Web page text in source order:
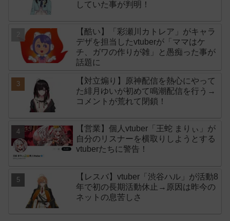
していた事が判明！
【酷い】「彩瀬川カトレア」がキャラ
デザを担当したvtuberが「ママはケ
チ、ガワの作りが雑」と愚痴った事が
話題に
【対立煽り】原神配信を熱心にやって
た緋月ゆいが初めて鳴潮配信を行う→
コメントが荒れて閉鎖！
【営業】個人vtuber「王蛇 まりぃ」が
自分のリスナーを横取りしようとする
vtuberたちに警告！
【レスバ】vtuber「渋谷ハル」が活動8
年で初の長期活動休止→原因は昨今の
ネットの息苦しさ